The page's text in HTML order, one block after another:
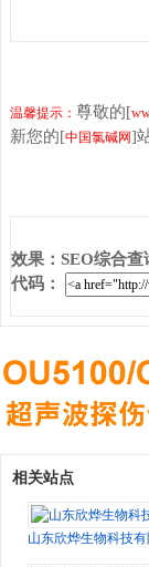
温馨提示： 尊敬的[
新您的[中国氯碱网]
效果 ： SEO综合查
代码 ：
相关站点
山东欣烨生物科技有